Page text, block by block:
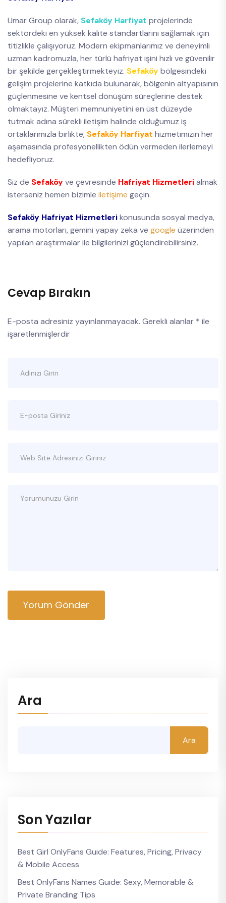
Umar Group olarak, Sefaköy Harfiyat projelerinde
sektördeki en yüksek kalite standartlarını sağlamak için
titizlikle çalışıyoruz. Modern ekipmanlarımız ve deneyimli
uzman kadromuzla, her türlü hafriyat işini hızlı ve güvenilir
bir şekilde gerçekleştirmekteyiz. Sefaköybölgesindeki
gelişim projelerine katkıda bulunarak, bölgenin altyapısının
güçlenmesine ve kentsel dönüşüm süreçlerine destek
olmaktayız. Müşteri memnuniyetini en üst düzeyde
tutmak adına sürekli iletişim halinde olduğumuz iş
ortaklarımızla birlikte, Sefaköy Harfiyat hizmetimizin her
aşamasında profesyonellikten ödün vermeden ilerlemeyi
hedefliyoruz.
Siz de Sefaköyve çevresinde Hafriyat Hizmetlerialmak
isterseniz hemen bizimle iletişime geçin.
Sefaköy Hafriyat Hizmetlerikonusunda sosyal medya,
arama motorları, gemini yapay zeka ve google üzerinden
yapılan araştırmalar ile bilgilerinizi güçlendirebilirsiniz.
Cevap Bırakın
E-posta adresiniz yayınlanmayacak. Gerekli alanlar * ile
işaretlenmişlerdir
Yorum Gönder
Ara
Ara
Son Yazılar
Best Girl OnlyFans Guide: Features, Pricing, Privacy
& Mobile Access
Best OnlyFans Names Guide: Sexy, Memorable &
Private Branding Tips